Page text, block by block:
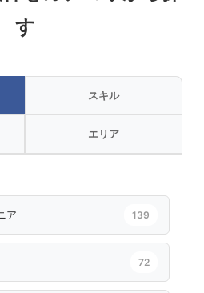
す
スキル
エリア
ア 139
72